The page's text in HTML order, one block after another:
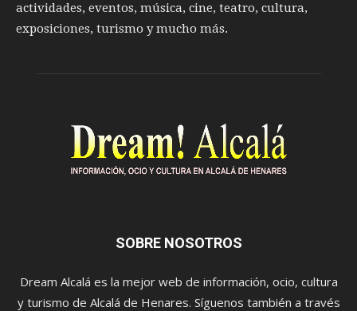
actividades, eventos, música, cine, teatro, cultura,
exposiciones, turismo y mucho más.
SOBRE NOSOTROS
Dream Alcalá es la mejor web de información, ocio, cultura
y turismo de Alcalá de Henares. Síguenos también a través